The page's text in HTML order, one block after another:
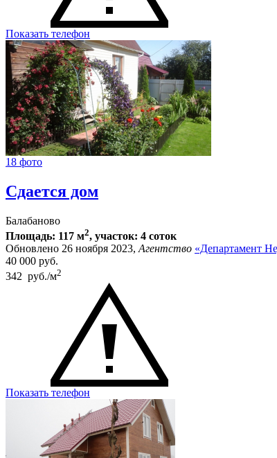
Показать телефон
18 фото
Сдается дом
Балабаново
Площадь: 117 м2, участок: 4 соток
Обновлено 26 ноября 2023, Агентство «Департамент
40 000 руб.
342 руб./м2
Показать телефон